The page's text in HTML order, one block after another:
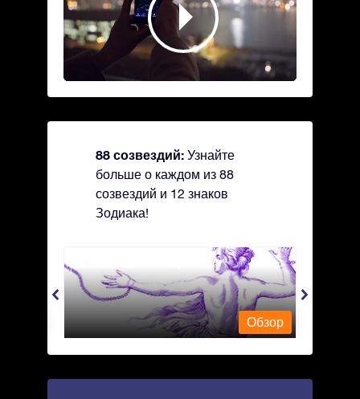
88 созвездий: Узнайте
больше о каждом из 88
созвездий и 12 знаков
Зодиака!
Andromeda - Андромеда
Обзор